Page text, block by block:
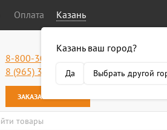
Оплата Казань
Казань ваш город?
Да Выбрать другой
8-800-301-50-58
8 (965) 318-34-38
ЗАКАЗАТЬ ЗВОНОК